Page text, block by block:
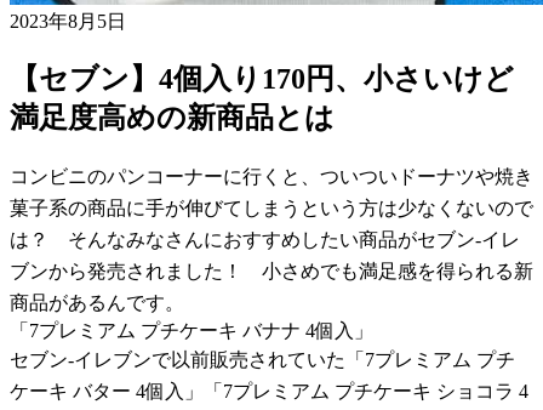
2023年8月5日
【セブン】4個入り170円、小さいけど
満足度高めの新商品とは
コンビニのパンコーナーに行くと、ついついドーナツや焼き
菓子系の商品に手が伸びてしまうという方は少なくないので
は？ そんなみなさんにおすすめしたい商品がセブン-イレ
ブンから発売されました！ 小さめでも満足感を得られる新
商品があるんです。
「7プレミアム プチケーキ バナナ 4個入」
セブン-イレブンで以前販売されていた「7プレミアム プチ
ケーキ バター 4個入」「7プレミアム プチケーキ ショコラ 4